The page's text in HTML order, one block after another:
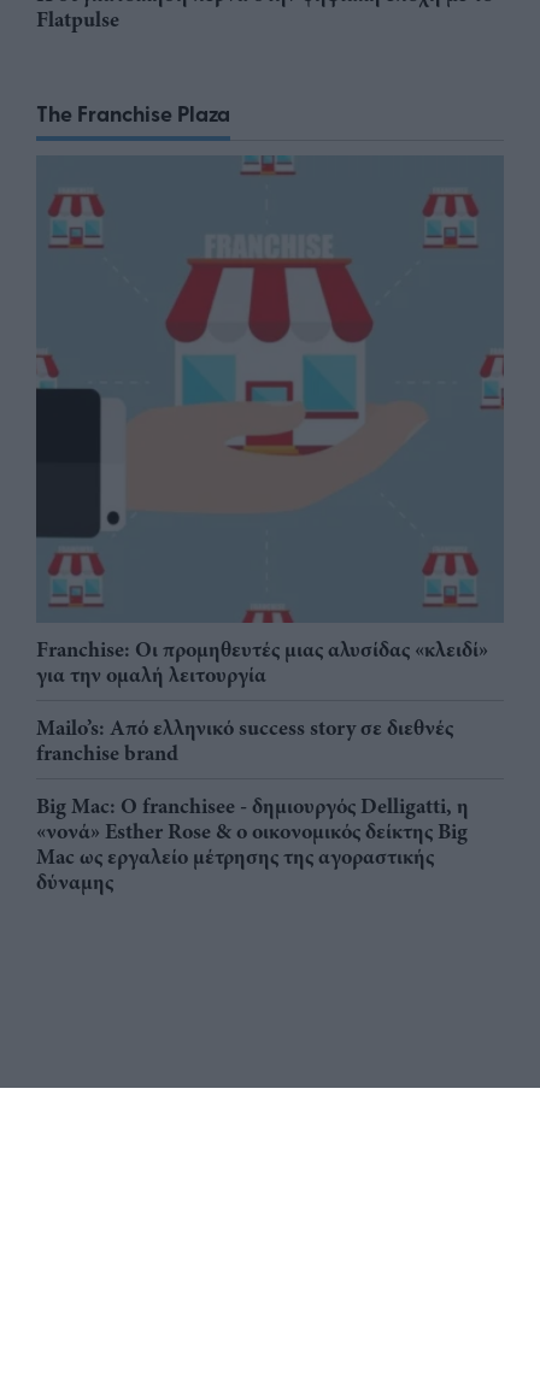
Flatpulse
The Franchise Plaza
Franchise: Οι προμηθευτές μιας αλυσίδας «κλειδί»
για την ομαλή λειτουργία
Mailo’s: Από ελληνικό success story σε διεθνές
franchise brand
Big Mac: Ο franchisee - δημιουργός Delligatti, η
«νονά» Esther Rose & ο οικονομικός δείκτης Big
Mac ως εργαλείο μέτρησης της αγοραστικής
δύναμης